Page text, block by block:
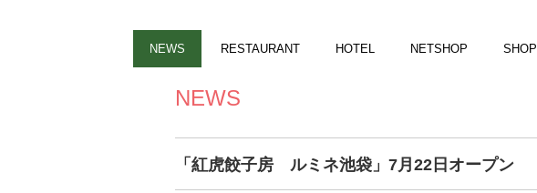
NEWS RESTAURANT HOTEL NETSHOP SHOP
NEWS
「紅虎餃子房 ルミネ池袋」7月22日オープン